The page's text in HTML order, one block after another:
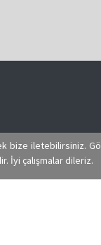
iletebilirsiniz.
İyi çalışmalar dileriz.